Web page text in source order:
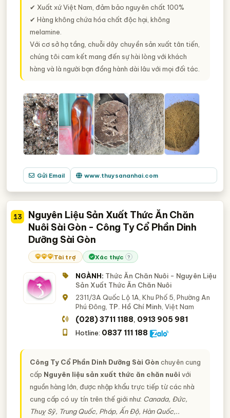
✔ Xuất xứ Việt Nam, đảm bảo nguyên chất 100%
✔ Hàng không chứa hóa chất độc hại, không
melamine.
Với cơ sở hạ tầng, chuỗi dây chuyền sản xuất tân tiến,
chúng tôi cam kết mang đến sự hài lòng với khách
hàng và là người bạn đồng hành dài lâu với mọi đối tác.
Gửi Email www.thuysananhai.com
13
Nguyên Liệu Sản Xuất Thức Ăn Chăn
Nuôi Sài Gòn - Công Ty Cổ Phần Dinh
Dưỡng Sài Gòn
Tài trợ Xác thực ?
NGÀNH: Thức Ăn Chăn Nuôi - Nguyên Liệu
Sản Xuất Thức Ăn Chăn Nuôi
2311/3A Quốc Lộ 1A, Khu Phố 5, Phường An
Phú Đông, TP. Hồ Chí Minh , Việt Nam
(028) 3711 1188, 0913 905 981
Hotline: 0837 111 188
Công Ty Cổ Phần Dinh Dưỡng Sài Gòn chuyên cung
cấp Nguyên liệu sản xuất thức ăn chăn nuôi với
nguồn hàng lớn, được nhập khẩu trực tiếp từ các nhà
cung cấp có uy tín trên thế giới như: Canada, Đức,
Thuỵ Sỹ, Trung Quốc, Pháp, Ấn Độ, Hàn Quốc,..